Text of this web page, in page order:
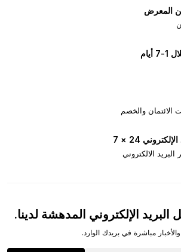
المعرض
الائتمان والخصم
24 × 7
الالكتروني
الإلكتروني المدهشة لدينا.
مباشرة في بريدك الوارد.